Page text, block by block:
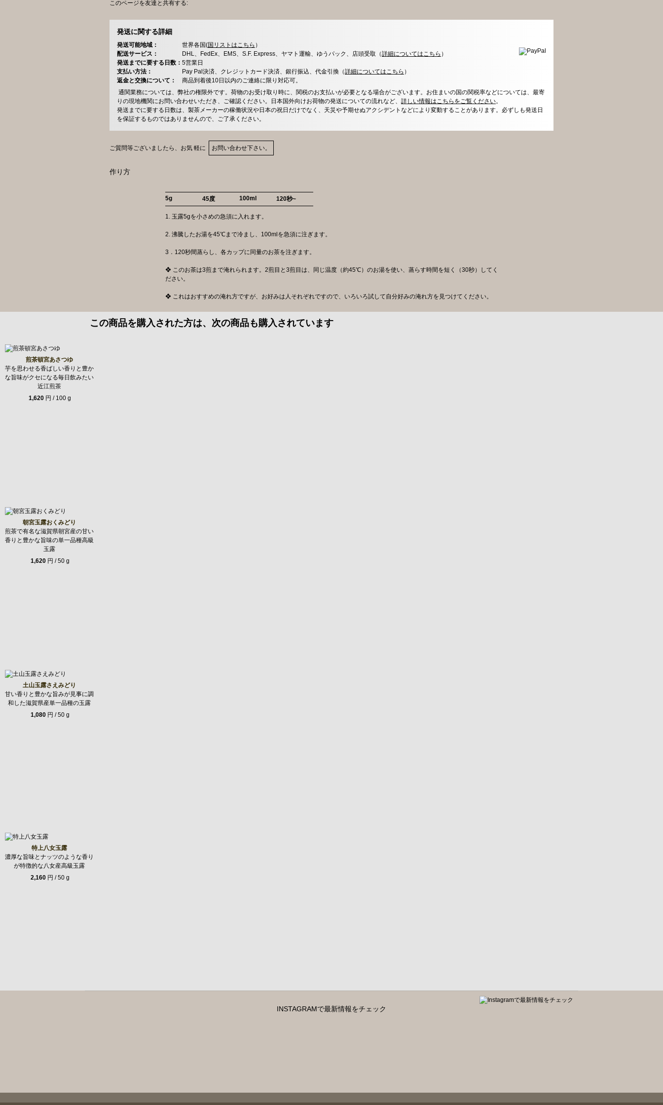
このページを友達と共有する:
発送に関する詳細
発送可能地域： 世界各国(国リストはこちら ）
配送サービス：
DHL、FedEx、EMS、S.F. Express、ヤマト運輸、ゆうパック、店頭受取（詳細についてはこちら ）
発送までに要する日数： 5営業日
支払い方法：
Pay Pal決済、クレジットカード決済、銀行振込、代金引換（詳細についてはこちら ）
返金と交換について：
商品到着後10日以内のご連絡に限り対応可。
通関業務については、弊社の権限外です。荷物のお受け取り時に、関税のお支払いが必要となる場合がございます。お住まいの国の関税率などについては、最寄
りの現地機関にお問い合わせいただき、ご確認ください。日本国外向けお荷物の発送についての流れなど、 詳しい情報はこちらをご覧ください。
発送までに要する日数は、製茶メーカーの稼働状況や日本の祝日だけでなく、天災や予期せぬアクシデントなどにより変動することがあります。必ずしも発送日
を保証するものではありませんので、ご了承ください。
ご質問等ございましたら、お気 軽に お問い合わせ下さい。
作り方
5g 45度 100ml 120秒~
1. 玉露5gを小さめの急須に入れます。
2. 沸騰したお湯を45℃まで冷まし、100mlを急須に注ぎます。
3．120秒間蒸らし、各カップに同量のお茶を注ぎます。
❖ このお茶は3煎まで淹れられます。2煎目と3煎目は、同じ温度（約45℃）のお湯を使い、蒸らす時間を短く（30秒）してく
ださい。
❖ これはおすすめの淹れ方ですが、お好みは人それぞれですので、いろいろ試して自分好みの淹れ方を見つけてください。
この商品を購入された方は、次の商品も購入されています
煎茶頓宮あさつゆ
芋を思わせる香ばしい香りと豊か
な旨味がクセになる毎日飲みたい
近江煎茶
1,620 円 / 100 g
朝宮玉露おくみどり
煎茶で有名な滋賀県朝宮産の甘い
香りと豊かな旨味の単一品種高級
玉露
1,620円 / 50 g
土山玉露さえみどり
甘い香りと豊かな旨みが見事に調
和した滋賀県産単一品種の玉露
1,080円 / 50 g
特上八女玉露
濃厚な旨味とナッツのような香り
が特徴的な八女産高級玉露
2,160円 / 50 g
INSTAGRAMで最新情報をチェック